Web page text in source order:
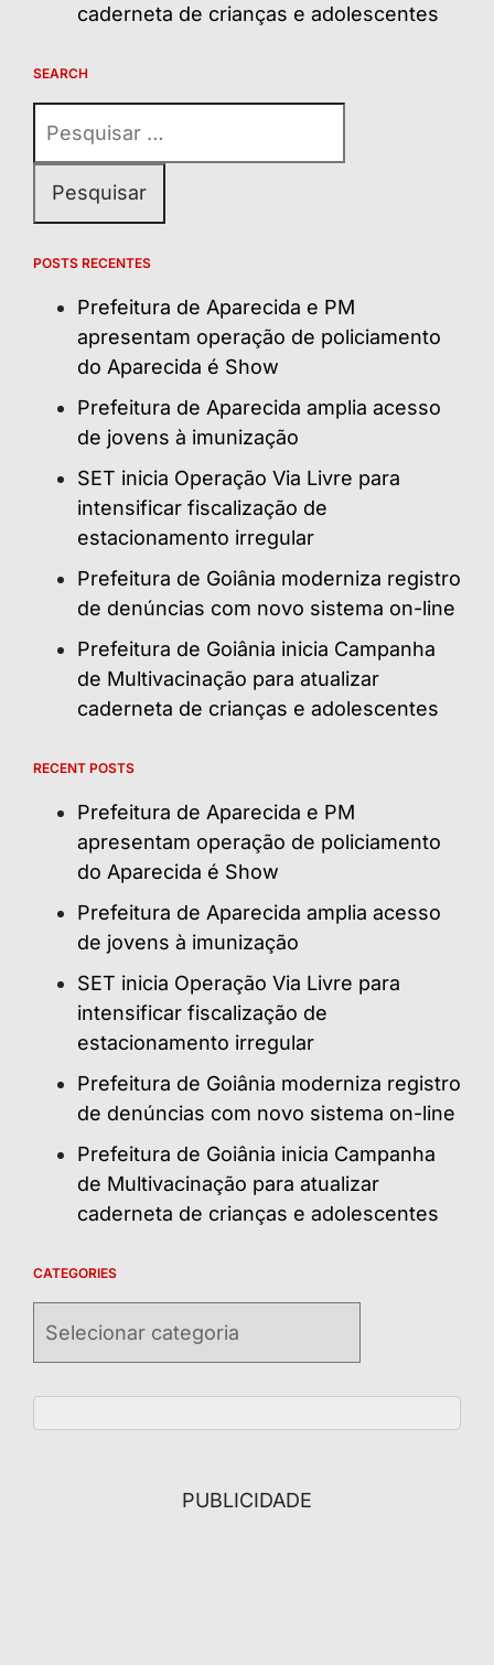
caderneta de crianças e adolescentes
SEARCH
por:
POSTS RECENTES
Prefeitura de Aparecida e PM
apresentam operação de policiamento
do Aparecida é Show
Prefeitura de Aparecida amplia acesso
de jovens à imunização
SET inicia Operação Via Livre para
intensificar fiscalização de
estacionamento irregular
Prefeitura de Goiânia moderniza registro
de denúncias com novo sistema on-line
Prefeitura de Goiânia inicia Campanha
de Multivacinação para atualizar
caderneta de crianças e adolescentes
RECENT POSTS
Prefeitura de Aparecida e PM
apresentam operação de policiamento
do Aparecida é Show
Prefeitura de Aparecida amplia acesso
de jovens à imunização
SET inicia Operação Via Livre para
intensificar fiscalização de
estacionamento irregular
Prefeitura de Goiânia moderniza registro
de denúncias com novo sistema on-line
Prefeitura de Goiânia inicia Campanha
de Multivacinação para atualizar
caderneta de crianças e adolescentes
CATEGORIES
PUBLICIDADE